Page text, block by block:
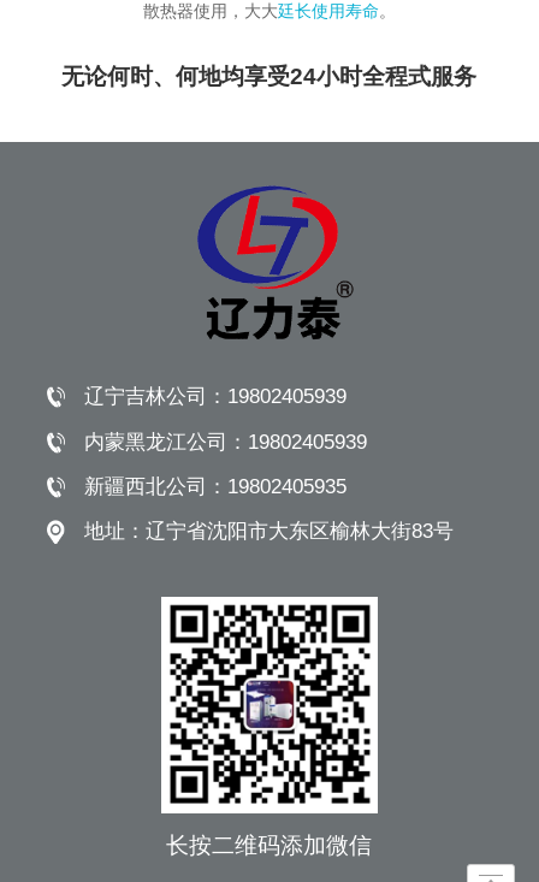
散热器使用，大大廷长使用寿命。
无论何时、何地均享受24小时全程式服务
辽宁吉林公司： 19802405939
内蒙黑龙江公司： 19802405939
新疆西北公司： 19802405935
地址：辽宁省沈阳市大东区榆林大街83号
长按二维码添加微信